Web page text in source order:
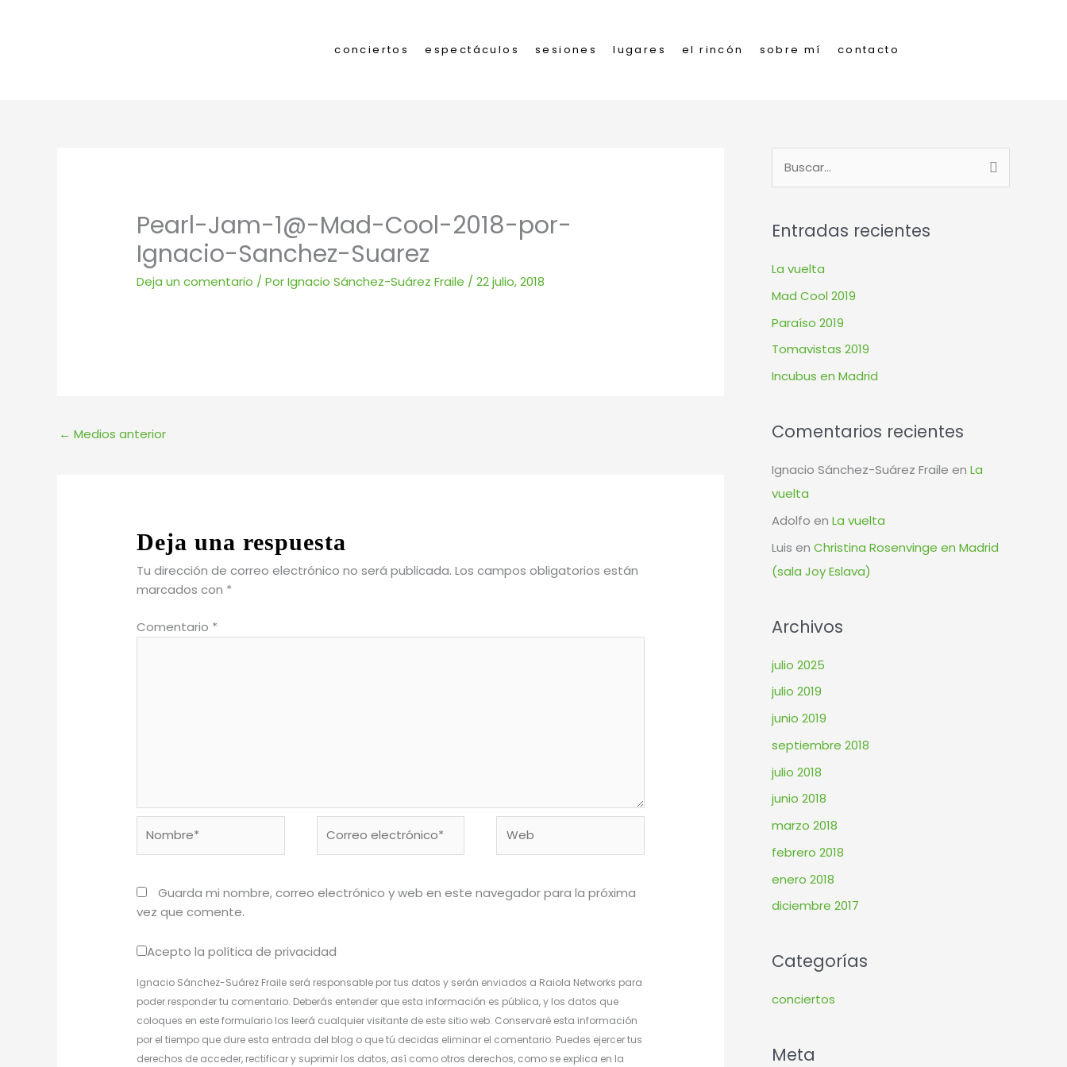
conciertos espectáculos sesiones lugares el rincón sobre mí contacto
Pearl-Jam-1@-Mad-Cool-2018-por-
Ignacio-Sanchez-Suarez
Deja un comentario / PorIgnacio Sánchez-Suárez Fraile /22 julio, 2018
← Medios anterior
Deja una respuesta
Tu dirección de correo electrónico no será publicada. Los campos obligatorios están
marcados con *
Comentario *
electrónico*
Guarda mi nombre, correo electrónico y web en este navegador para la próxima
vez que comente.
Acepto la política de privacidad
Ignacio Sánchez-Suárez Fraile será responsable por tus datos y serán enviados a Raiola Networks para
poder responder tu comentario. Deberás entender que esta información es pública, y los datos que
coloques en este formulario los leerá cualquier visitante de este sitio web. Conservaré esta información
por el tiempo que dure esta entrada del blog o que tú decidas eliminar el comentario. Puedes ejercer tus
derechos de acceder, rectificar y suprimir los datos, así como otros derechos, como se explica en la
c
a
r
:
Entradas recientes
La vuelta
Mad Cool 2019
Paraíso 2019
Tomavistas 2019
Incubus en Madrid
Comentarios recientes
Ignacio Sánchez-Suárez Fraile en La
vuelta
Adolfo en La vuelta
Luis en Christina Rosenvinge en Madrid
(sala Joy Eslava)
Archivos
julio 2025
julio 2019
junio 2019
septiembre 2018
julio 2018
junio 2018
marzo 2018
febrero 2018
enero 2018
diciembre 2017
Categorías
conciertos
Meta